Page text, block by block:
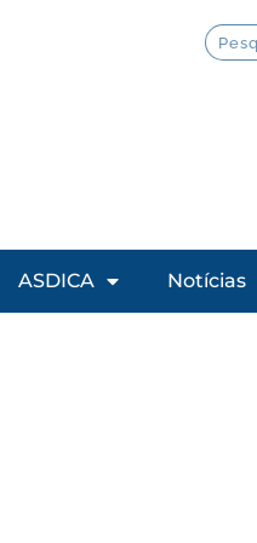
ASDICA Notícias